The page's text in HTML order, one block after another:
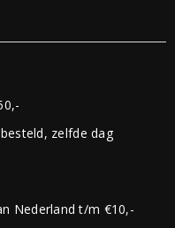
zelfde dag
Nederland t/m €10,-